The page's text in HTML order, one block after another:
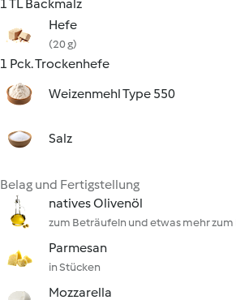
1 TL Backmalz
Hefe
(20 g)
1 Pck. Trockenhefe
Weizenmehl Type 550
Salz
Belag und Fertigstellung
natives Olivenöl
zum Beträufeln und etwas mehr
Parmesan
in Stücken
Mozzarella